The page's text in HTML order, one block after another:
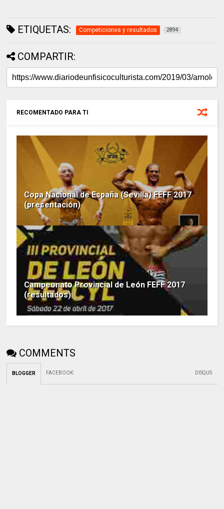
ETIQUETAS: Competiciones y resultados 2894
COMPARTIR:
RECOMENTADO PARA TI
Copa Nacional de España (Sevilla) FEFF 2017
(presentación)
Campeonato Provincial de León FEFF 2017
(resultados)
COMMENTS
BLOGGER FACEBOOK: DISQUS